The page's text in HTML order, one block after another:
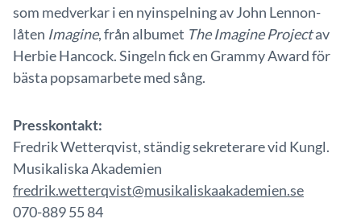
som medverkar i en nyinspelning av John Lennon-
låten Imagine, från albumet The Imagine Projectav
Herbie Hancock. Singeln fick en Grammy Award för
bästa popsamarbete med sång.
Presskontakt:
Fredrik Wetterqvist, ständig sekreterare vid Kungl.
Musikaliska Akademien
fredrik.wetterqvist@musikaliskaakademien.se
070-889 55 84